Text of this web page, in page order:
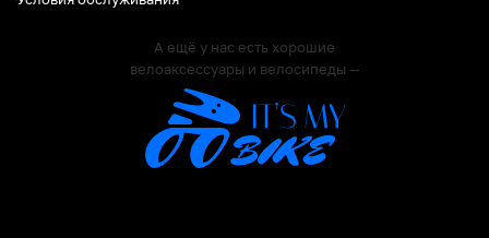
А ещё у нас есть хорошие
велоаксессуары и велосипеды —